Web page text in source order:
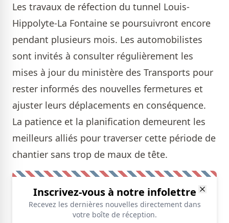
Les travaux de réfection du tunnel Louis-
Hippolyte-La Fontaine se poursuivront encore
pendant plusieurs mois. Les automobilistes
sont invités à consulter régulièrement les
mises à jour du ministère des Transports pour
rester informés des nouvelles fermetures et
ajuster leurs déplacements en conséquence.
La patience et la planification demeurent les
meilleurs alliés pour traverser cette période de
chantier sans trop de maux de tête.
Inscrivez-vous à notre infolettre
Recevez les dernières nouvelles directement dans
votre boîte de réception.